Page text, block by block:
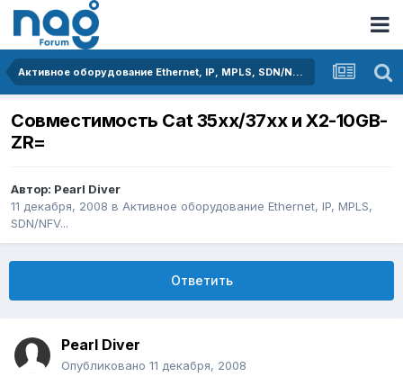
Активное оборудование Ethernet, IP, MPLS, SDN/NFV...
Совместимость Сat 35xx/37xx и X2-10GB-
ZR=
Автор: Pearl Diver
11 декабря, 2008 в Активное оборудование Ethernet, IP, MPLS,
SDN/NFV...
Ответить
Pearl Diver
Опубликовано 11 декабря, 2008